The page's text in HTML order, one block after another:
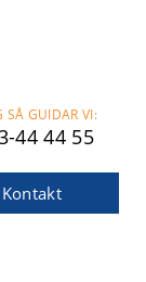
SÅ GUIDAR VI:
44 44 55
Kontakt